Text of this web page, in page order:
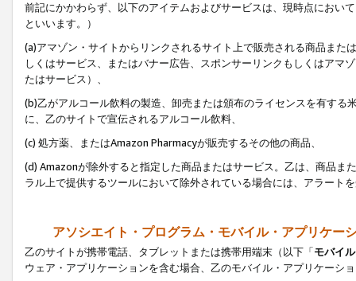
前記にかかわらず、以下のアイテムおよびサービスは、現時点におい
といいます。）
(a)アマゾン・サイトからリンクされるサイト上で販売される商品ま
しくはサービス、またはバナー広告、スポンサーリンクもしくはアマ
たはサービス）、
(b)乙がアルコール飲料の製造、卸売または頒布のライセンスを有す
に、乙のサイトで宣伝されるアルコール飲料、
(c) 処方薬、またはAmazon Pharmacyが販売するその他の商品、
(d) Amazonが除外すると指定した商品またはサービス。乙は、商品ま
ラル上で提供するツールにおいて除外されている場合には、アラート
アソシエイト・プログラム・モバイル・アプリケー
乙のサイトが携帯電話、タブレットまたは携帯用端末（以下「モバイ
ウェア・アプリケーションを含む場合、乙のモバイル・アプリケーシ